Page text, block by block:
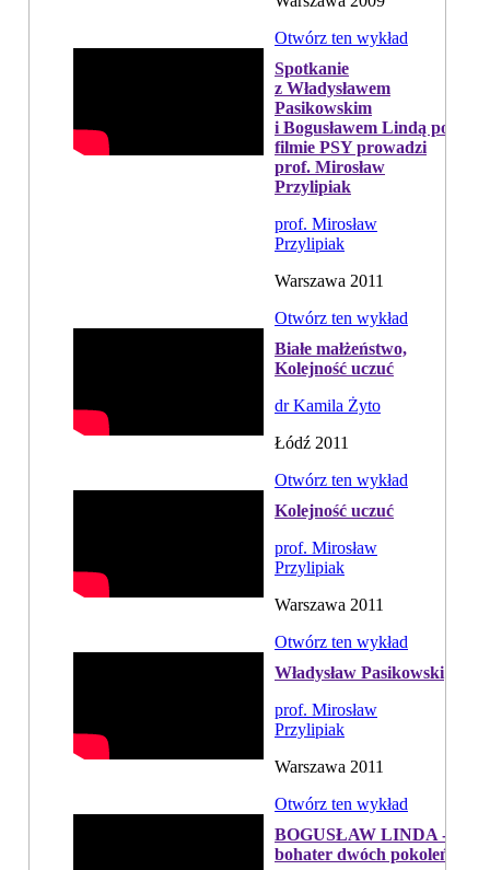
Otwórz ten wykład
Spotkanie
z Władysławem
Pasikowskim
i Bogusławem Lindą po
filmie PSY prowadzi
prof. Mirosław
Przylipiak
prof. Mirosław
Przylipiak
Warszawa 2011
Otwórz ten wykład
Białe małżeństwo,
Kolejność uczuć
dr Kamila Żyto
Łódź 2011
Otwórz ten wykład
Kolejność uczuć
prof. Mirosław
Przylipiak
Warszawa 2011
Otwórz ten wykład
Władysław Pasikowski
prof. Mirosław
Przylipiak
Warszawa 2011
Otwórz ten wykład
BOGUSŁAW LINDA -
bohater dwóch pokoleń